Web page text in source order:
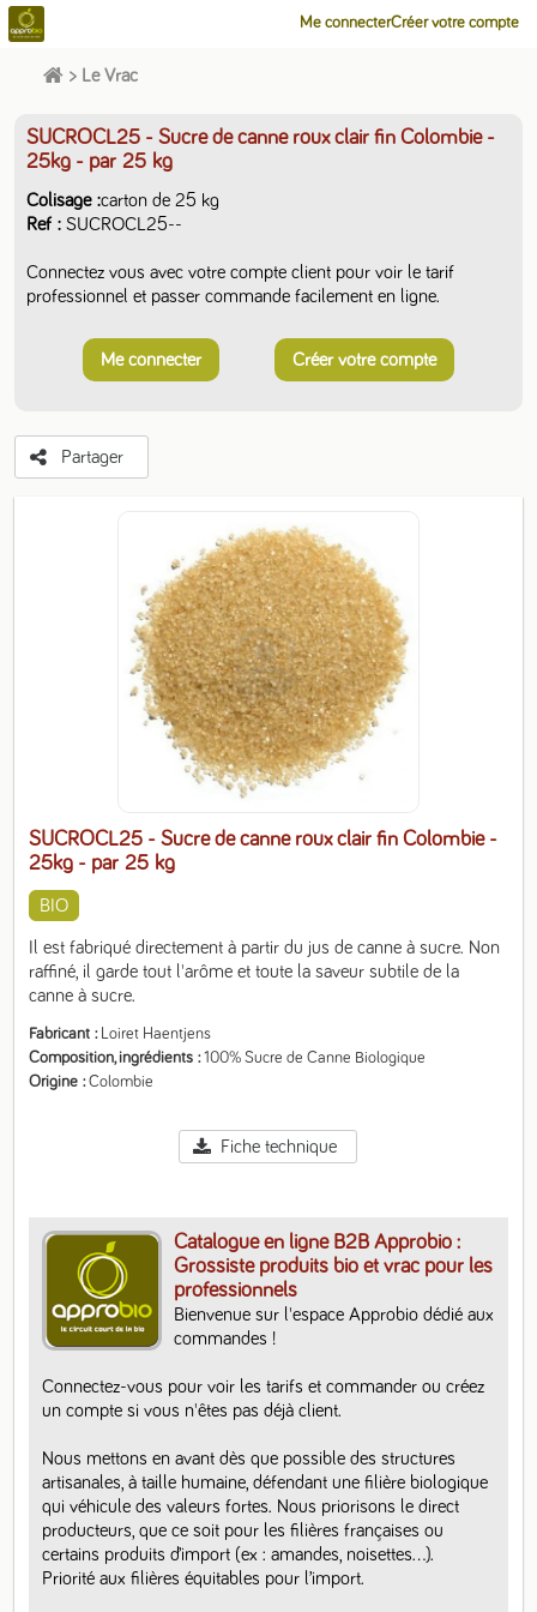
Me connecterCréer votre compte
> Le Vrac
SUCROCL25 - Sucre de canne roux clair fin Colombie -
25kg - par 25 kg
BIO
Il est fabriqué directement à partir du jus de canne à sucre. Non
raffiné, il garde tout l'arôme et toute la saveur subtile de la
canne à sucre.
Fabricant
Loiret Haentjens
Composition, ingrédients
100% Sucre de Canne Biologique
Origine
Colombie
Fiche technique
Catalogue en ligne B2B Approbio :
Grossiste produits bio et vrac pour les
professionnels
Bienvenue sur l'espace Approbio dédié aux
commandes !
Connectez-vous pour voir les tarifs et commander ou créez
un compte si vous n'êtes pas déjà client.
Nous mettons en avant dès que possible des structures
artisanales, à taille humaine, défendant une filière biologique
qui véhicule des valeurs fortes. Nous priorisons le direct
producteurs, que ce soit pour les filières françaises ou
certains produits d’import (ex : amandes, noisettes…).
Priorité aux filières équitables pour l’import.
SUCROCL25 - Sucre de canne roux clair fin Colombie -
25kg - par 25 kg
Colisage carton de 25 kg
Ref
SUCROCL25--
Connectez vous avec votre compte client pour voir le tarif
professionnel et passer commande facilement en ligne.
Me connecter Créer votre compte
Partager